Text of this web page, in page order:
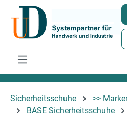
Skip to main content
Sicherheitsschuhe
>>
BASE Sicherheitsschuhe